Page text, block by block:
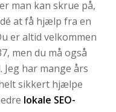
man kan skrue på,
at få hjælp fra en
er altid velkommen
men du må også
har mange års
sikkert hjælpe
lokale SEO-